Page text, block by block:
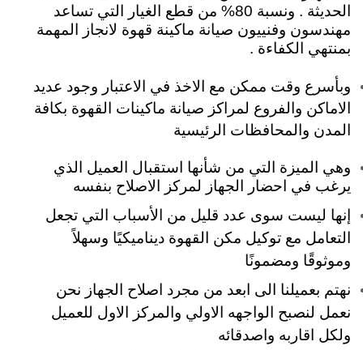
الحديثة . ونسبة 80% من قطع الغيار التي تساعد
مهندسون وفنييون صيانة ماكينة قهوة لانجاز المهمة
بمنتهي الكفاءة .
وبأسرع وقت ممكن مع الاخذ في الاعتبار وجود عديد
الاماكن والفروع لمراكز صيانة ماكينات القهوة بكافة
المدن والمحافظات الرئيسية
وهي الميزة التي من شأنها استقبال العميل الذي
يرغب في احضار الجهاز لمركز الاصلاح بنفسه
إنها ليست سوى عدد قليل من الأسباب التي تجعل
التعامل مع توكيل مكن القهوة ديناميكيًا وسهلاً
وموثوقًا ومضمونًا
نهتم بعميلنا الى ابعد من مجرد اصلاح الجهاز نحن
نعمل لنصبح الواجهه الاولي والمركز الاول للعميل
ولكل اقاربه واصدقائه